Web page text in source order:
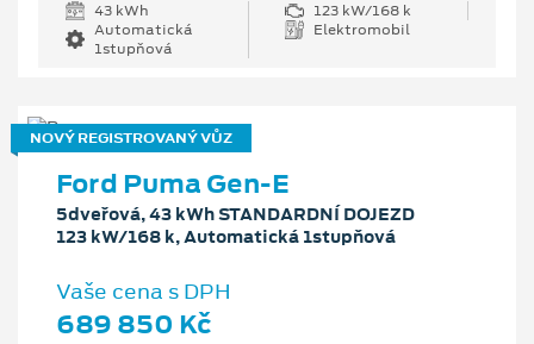
43 kWh
123 kW/168 k
Automatická
1stupňová
Elektromobil
NOVÝ REGISTROVANÝ VŮZ
Ford Puma Gen-E
5dveřová, 43 kWh STANDARDNÍ DOJEZD
123 kW/168 k, Automatická 1stupňová
Vaše cena s DPH
689 850 Kč